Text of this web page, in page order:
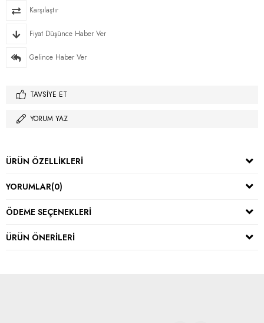
Karşılaştır
Fiyat Düşünce Haber Ver
Gelince Haber Ver
TAVSIYE ET
YORUM YAZ
ÜRÜN ÖZELLIKLERI
YORUMLAR(0)
ÖDEME SEÇENEKLERI
ÜRÜN ÖNERILERI